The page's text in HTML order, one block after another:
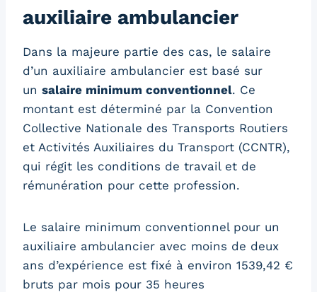
auxiliaire ambulancier
Dans la majeure partie des cas, le salaire
d’un auxiliaire ambulancier est basé sur
un salaire minimum conventionnel. Ce
montant est déterminé par la Convention
Collective Nationale des Transports Routiers
et Activités Auxiliaires du Transport (CCNTR),
qui régit les conditions de travail et de
rémunération pour cette profession.
Le salaire minimum conventionnel pour un
auxiliaire ambulancier avec moins de deux
ans d’expérience est fixé à environ 1539,42 €
bruts par mois pour 35 heures